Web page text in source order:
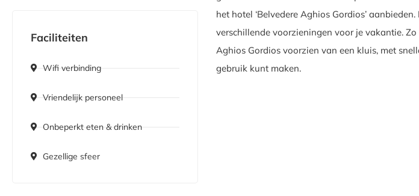
Faciliteiten
Wifi verbinding
Vriendelijk personeel
Onbeperkt eten & drinken
Gezellige sfeer
het hotel ‘Belvedere Aghios Gordios’
verschillende voorzieningen voor je vakantie.
Aghios Gordios voorzien van een kluis, met
gebruik kunt maken.